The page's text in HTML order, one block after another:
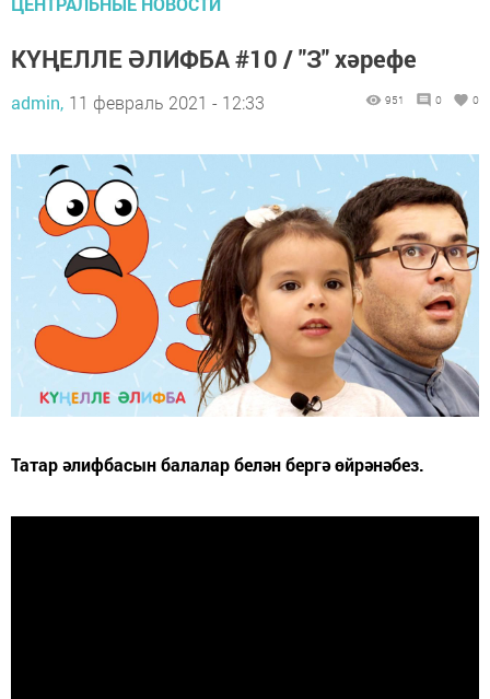
КҮҢЕЛЛЕ ӘЛИФБА #10 / "З" хәрефе
admin, 11 февраль 2021 - 12:33 951 0 0
Татар әлифбасын балалар белән бергә өйрәнәбез.